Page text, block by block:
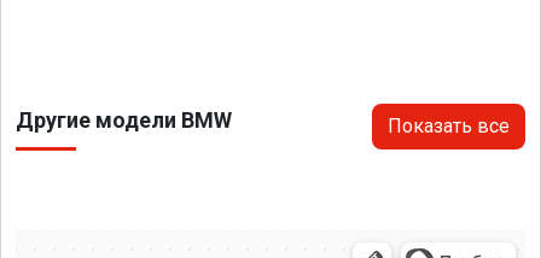
Другие модели BMW Показать все